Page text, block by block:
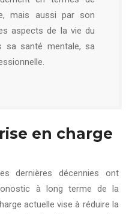
mais aussi par son
aspects de la vie du
sa santé mentale, sa
en charge
dernières décennies ont
à long terme de la
actuelle vise à réduire la